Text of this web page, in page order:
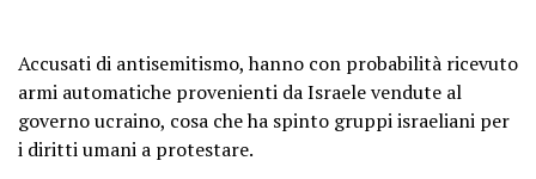
Accusati di antisemitismo, hanno con probabilità ricevuto
armi automatiche provenienti da Israele vendute al
governo ucraino, cosa che ha spinto gruppi israeliani per
i diritti umani a protestare.